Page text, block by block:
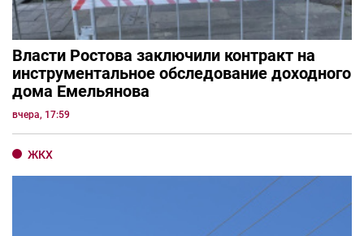
Власти Ростова заключили контракт на
инструментальное обследование доходного
дома Емельянова
вчера, 17:59
ЖКХ